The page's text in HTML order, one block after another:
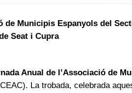
de Municipis Espanyols del
Seat i Cupra
Anual de l’Associació de
La trobada, celebrada